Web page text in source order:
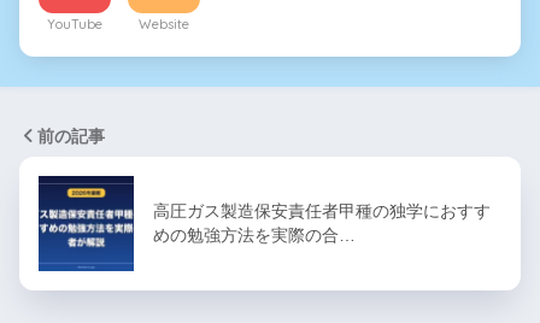
YouTube Website
前の記事
高圧ガス製造保安責任者甲種の独学におすす
めの勉強方法を実際の合…